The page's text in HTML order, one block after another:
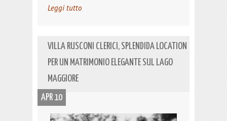
Leggi tutto
VILLA RUSCONI CLERICI, SPLENDIDA LOCATION
PER UN MATRIMONIO ELEGANTE SUL LAGO
MAGGIORE
APR 10